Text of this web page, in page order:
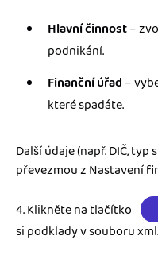
Hlavní činnost–
podnikání.
Finanční úřad –
které spadáte.
Další údaje (např. DIČ,
převezmou z Nastavení
4. Klikněte na tlačítko
si podklady v souboru xml.